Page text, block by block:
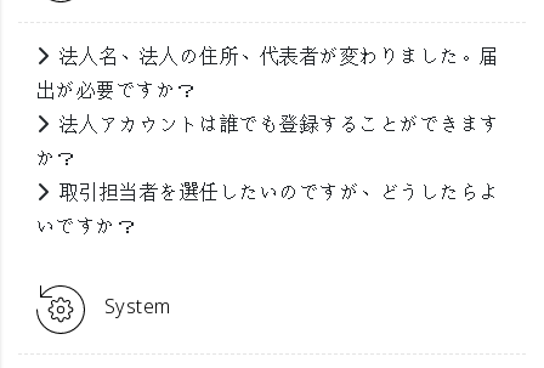
法人名、法人の住所、代表者が変わりました。届
出が必要ですか？
法人アカウントは誰でも登録することができます
か？
取引担当者を選任したいのですが、どうしたらよ
いですか？
System